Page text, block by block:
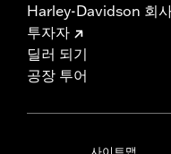
Harley-Davidson 회
투자자
딜러 되기
공장 투어
사이트맵